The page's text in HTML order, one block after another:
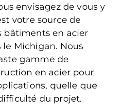
envisagez de vous y
votre source de
bâtiments en acier
Michigan. Nous
gamme de
en acier pour
quelle que
du projet.